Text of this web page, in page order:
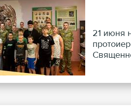
21 июня